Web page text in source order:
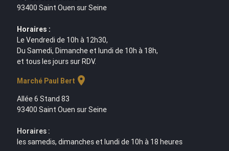
93400 Saint Ouen sur Seine
Horaires :
Le Vendredi de 10h à 12h30,
Du Samedi, Dimanche et lundi de 10h à 18h,
et tous les jours sur RDV.
Marché Paul Bert location_on
Allée 6 Stand 83
93400 Saint Ouen sur Seine
Horaires :
les samedis, dimanches et lundi de 10h à 18 heures